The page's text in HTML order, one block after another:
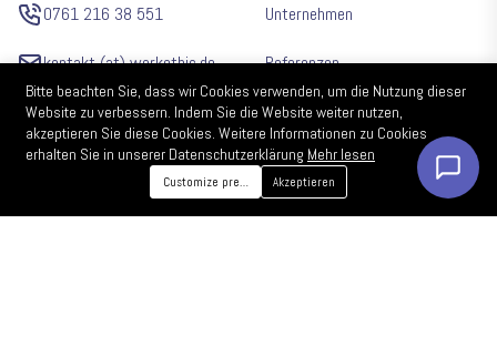
0761 216 38 551
kontakt (at) workethic.de
Krozinger Str. 52 79114
Freiburg
Unternehmen
Referenzen
Jobangebote
Impressum
Bitte beachten Sie, dass wir Cookies verwenden, um die Nutzung dieser
Website zu verbessern. Indem Sie die Website weiter nutzen,
akzeptieren Sie diese Cookies. Weitere Informationen zu Cookies
erhalten Sie in unserer Datenschutzerklärung Mehr lesen
Customize preferencesAkzeptieren